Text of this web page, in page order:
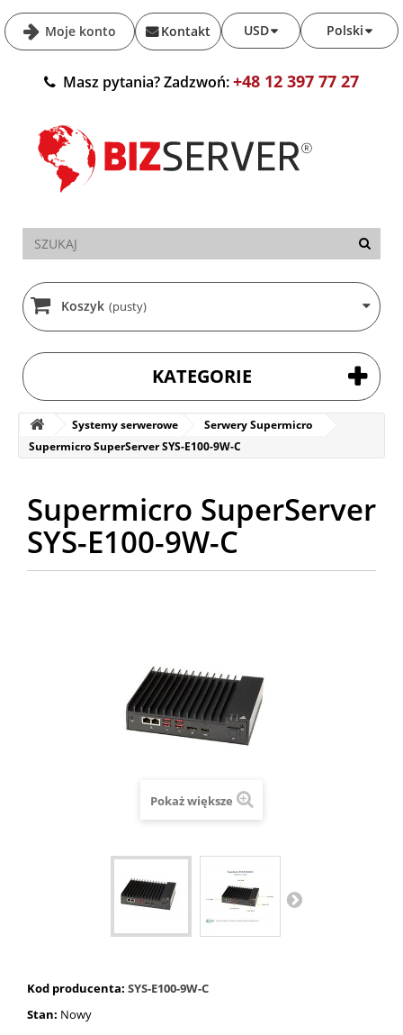
Moje konto Polski
USD
Kontakt
Masz pytania? Zadzwoń:+48 12 397 77 27
Koszyk (pusty)
KATEGORIE
Systemy serwerowe
Serwery Supermicro
Supermicro SuperServer SYS-E100-9W-C
Supermicro SuperServer
SYS-E100-9W-C
Pokaż większe
Kod producenta: SYS-E100-9W-C
Stan: Nowy